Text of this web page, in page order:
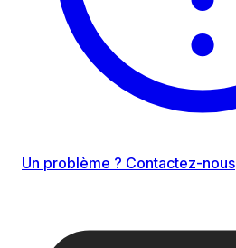
Un problème ? Contactez-nous